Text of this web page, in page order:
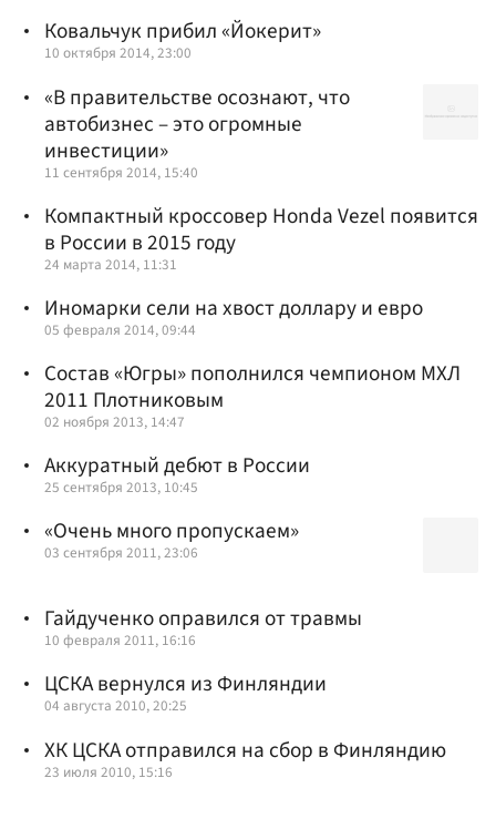
Ковальчук прибил «Йокерит»
10 октября 2014, 23:00
«В правительстве осознают, что
автобизнес – это огромные
инвестиции»
11 сентября 2014, 15:40
Компактный кроссовер Honda Vezel появится
в России в 2015 году
24 марта 2014, 11:31
Иномарки сели на хвост доллару и евро
05 февраля 2014, 09:44
Состав «Югры» пополнился чемпионом МХЛ
2011 Плотниковым
02 ноября 2013, 14:47
Аккуратный дебют в России
25 сентября 2013, 10:45
«Очень много пропускаем»
03 сентября 2011, 23:06
Гайдученко оправился от травмы
10 февраля 2011, 16:16
ЦСКА вернулся из Финляндии
04 августа 2010, 20:25
ХК ЦСКА отправился на сбор в Финляндию
23 июля 2010, 15:16